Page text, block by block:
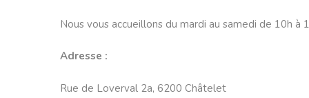
Nous vous accueillons du mardi au samedi de 10h à
Adresse :
Rue de Loverval 2a, 6200 Châtelet